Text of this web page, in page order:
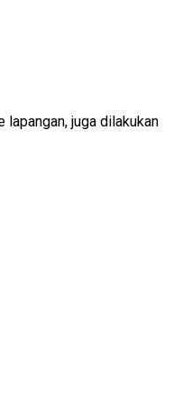
lapangan, juga dilakukan